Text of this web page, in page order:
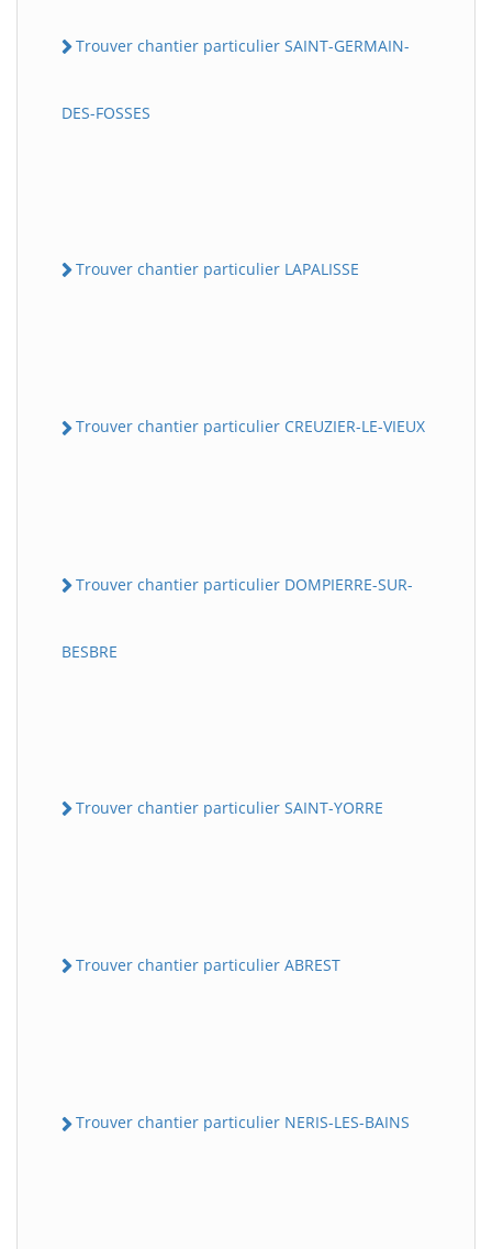
Trouver chantier particulier SAINT-GERMAIN-
DES-FOSSES
Trouver chantier particulier LAPALISSE
Trouver chantier particulier CREUZIER-LE-VIEUX
Trouver chantier particulier DOMPIERRE-SUR-
BESBRE
Trouver chantier particulier SAINT-YORRE
Trouver chantier particulier ABREST
Trouver chantier particulier NERIS-LES-BAINS